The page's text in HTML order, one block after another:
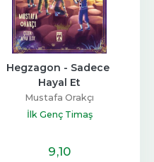
Hegzagon - Sadece
Hayal Et
Mustafa Orakçı
İlk Genç Timaş
9,10